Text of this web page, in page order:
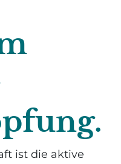
ist die aktive